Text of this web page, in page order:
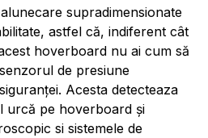
supradimensionate
astfel că, indiferent cât
hoverboard nu ai cum să
de presiune
Acesta detecteaza
urcă pe hoverboard și
si sistemele de